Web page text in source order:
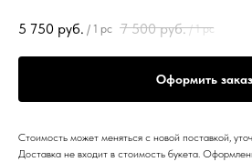
5 750 руб. / 1 pc 7 500 руб. / 1 pc
Оформить заказ
Стоимость может меняться с новой поставкой,
Доставка не входит в стоимость букета.